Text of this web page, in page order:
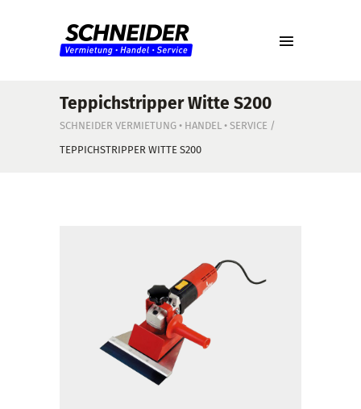
Teppichstripper Witte S200
SCHNEIDER VERMIETUNG • HANDEL • SERVICE /
TEPPICHSTRIPPER WITTE S200